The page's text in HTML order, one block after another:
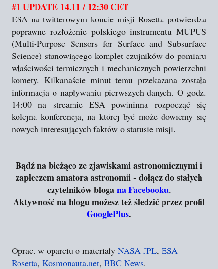
#1 UPDATE 14.11 / 12:30 CET
ESA na twitterowym koncie misji Rosetta potwierdza
poprawne rozłożenie polskiego instrumentu MUPUS
(Multi-Purpose Sensors for Surface and Subsurface
Science) stanowiącego komplet czujników do pomiaru
właściwości termicznych i mechanicznych powierzchni
komety. Kilkanaście minut temu przekazana została
informacja o napływaniu pierwszych danych. O godz.
14:00 na streamie ESA powininna rozpocząć się
kolejna konferencja, na której być może dowiemy się
nowych interesujących faktów o statusie misji.
Bądź na bieżąco ze zjawiskami astronomicznymi i
zapleczem amatora astronomii - dołącz do stałych
czytelników blogana Facebooku.
Aktywność na blogu możesz też śledzić przez profil
GooglePlus.
Oprac. w oparciu o materiały NASA JPL, ESA
Rosetta, Kosmonauta.net, BBC News.